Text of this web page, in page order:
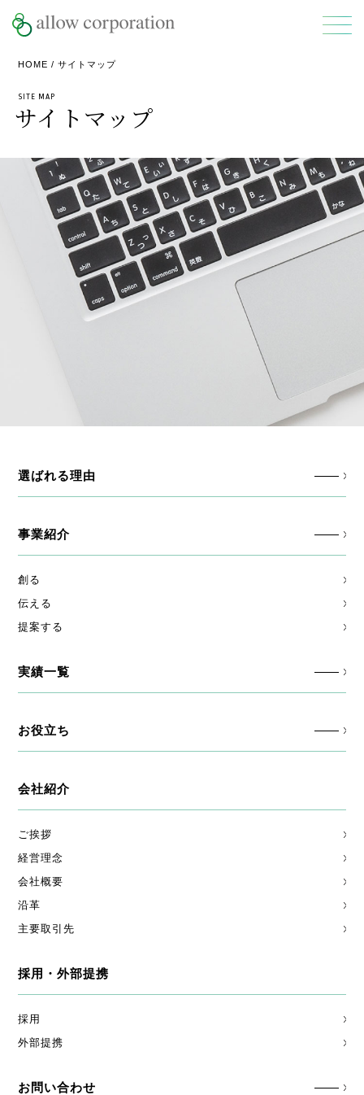
HOME / サイトマップ
SITE MAP
サイトマップ
選ばれる理由
事業紹介
創る
伝える
提案する
実績一覧
お役立ち
会社紹介
ご挨拶
経営理念
会社概要
沿革
主要取引先
採用・外部提携
採用
外部提携
お問い合わせ